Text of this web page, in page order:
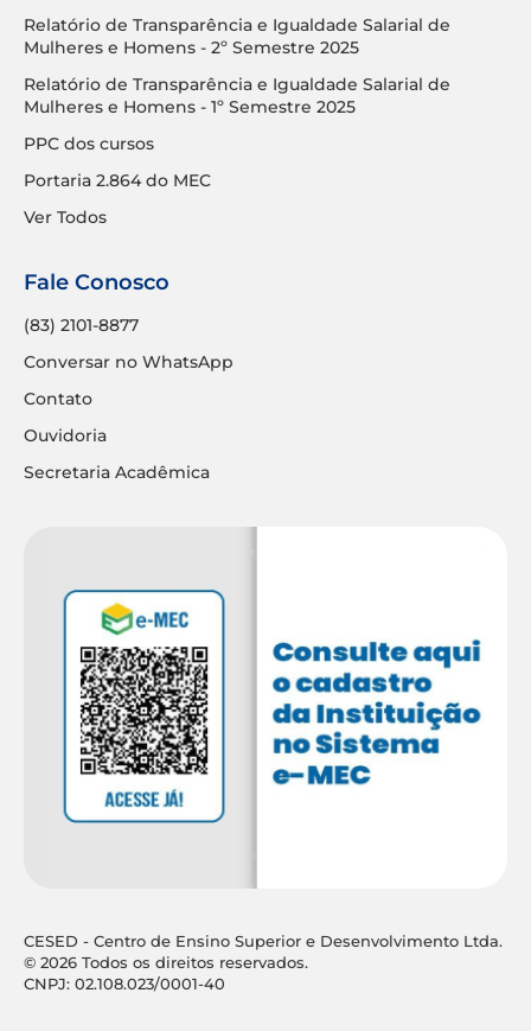
Relatório de Transparência e Igualdade Salarial de
Mulheres e Homens - 2º Semestre 2025
Relatório de Transparência e Igualdade Salarial de
Mulheres e Homens - 1º Semestre 2025
PPC dos cursos
Portaria 2.864 do MEC
Ver Todos
Fale Conosco
(83) 2101-8877
Conversar no WhatsApp
Contato
Ouvidoria
Secretaria Acadêmica
CESED - Centro de Ensino Superior e Desenvolvimento Ltda.
© 2026 Todos os direitos reservados.
CNPJ: 02.108.023/0001-40